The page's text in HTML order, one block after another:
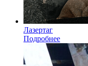
Лазертаг
Подробнее